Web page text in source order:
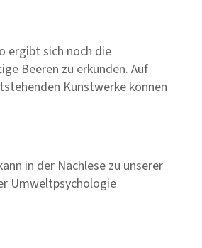
ergibt sich noch die
Beeren zu erkunden. Auf
Kunstwerke können
in der Nachlese zu unserer
Umweltpsychologie